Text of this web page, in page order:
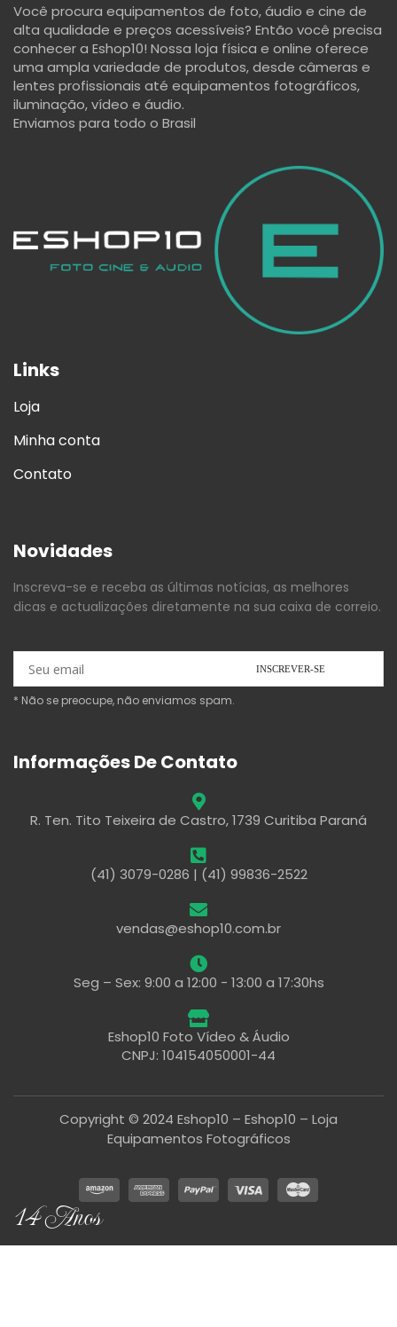
Você procura equipamentos de foto, áudio e cine de
alta qualidade e preços acessíveis? Então você precisa
conhecer a Eshop10! Nossa loja física e online oferece
uma ampla variedade de produtos, desde câmeras e
lentes profissionais até equipamentos fotográficos,
iluminação, vídeo e áudio.
Enviamos para todo o Brasil
Links
Loja
Minha conta
Contato
Novidades
Inscreva-se e receba as últimas notícias, as melhores
dicas e actualizações diretamente na sua caixa de correio.
* Não se preocupe, não enviamos spam.
Informações De Contato
R. Ten. Tito Teixeira de Castro, 1739 Curitiba Paraná
(41) 3079-0286 | (41) 99836-2522
vendas@eshop10.com.br
Seg – Sex: 9:00 a 12:00 - 13:00 a 17:30hs
Eshop10 Foto Vídeo & Áudio
CNPJ: 104154050001-44
Copyright © 2024 Eshop10 – Eshop10 – Loja
Equipamentos Fotográficos
14 Anos